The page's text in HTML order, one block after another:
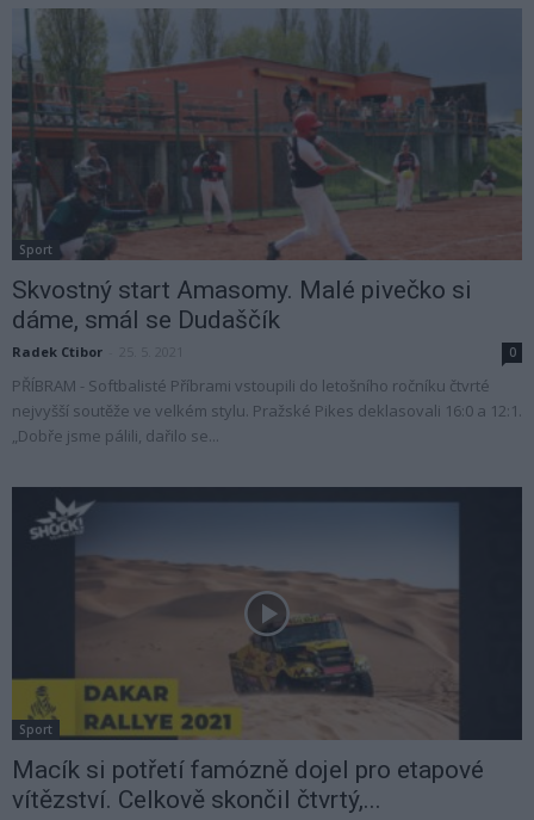
Sport
Skvostný start Amasomy. Malé pivečko si
dáme, smál se Dudaščík
Radek Ctibor 0
PŘÍBRAM - Softbalisté Příbrami vstoupili do letošního ročníku čtvrté
nejvyšší soutěže ve velkém stylu. Pražské Pikes deklasovali 16:0 a 12:1.
„Dobře jsme pálili, dařilo se...
Sport
Macík si potřetí famózně dojel pro etapové
vítězství. Celkově skončil čtvrtý,...